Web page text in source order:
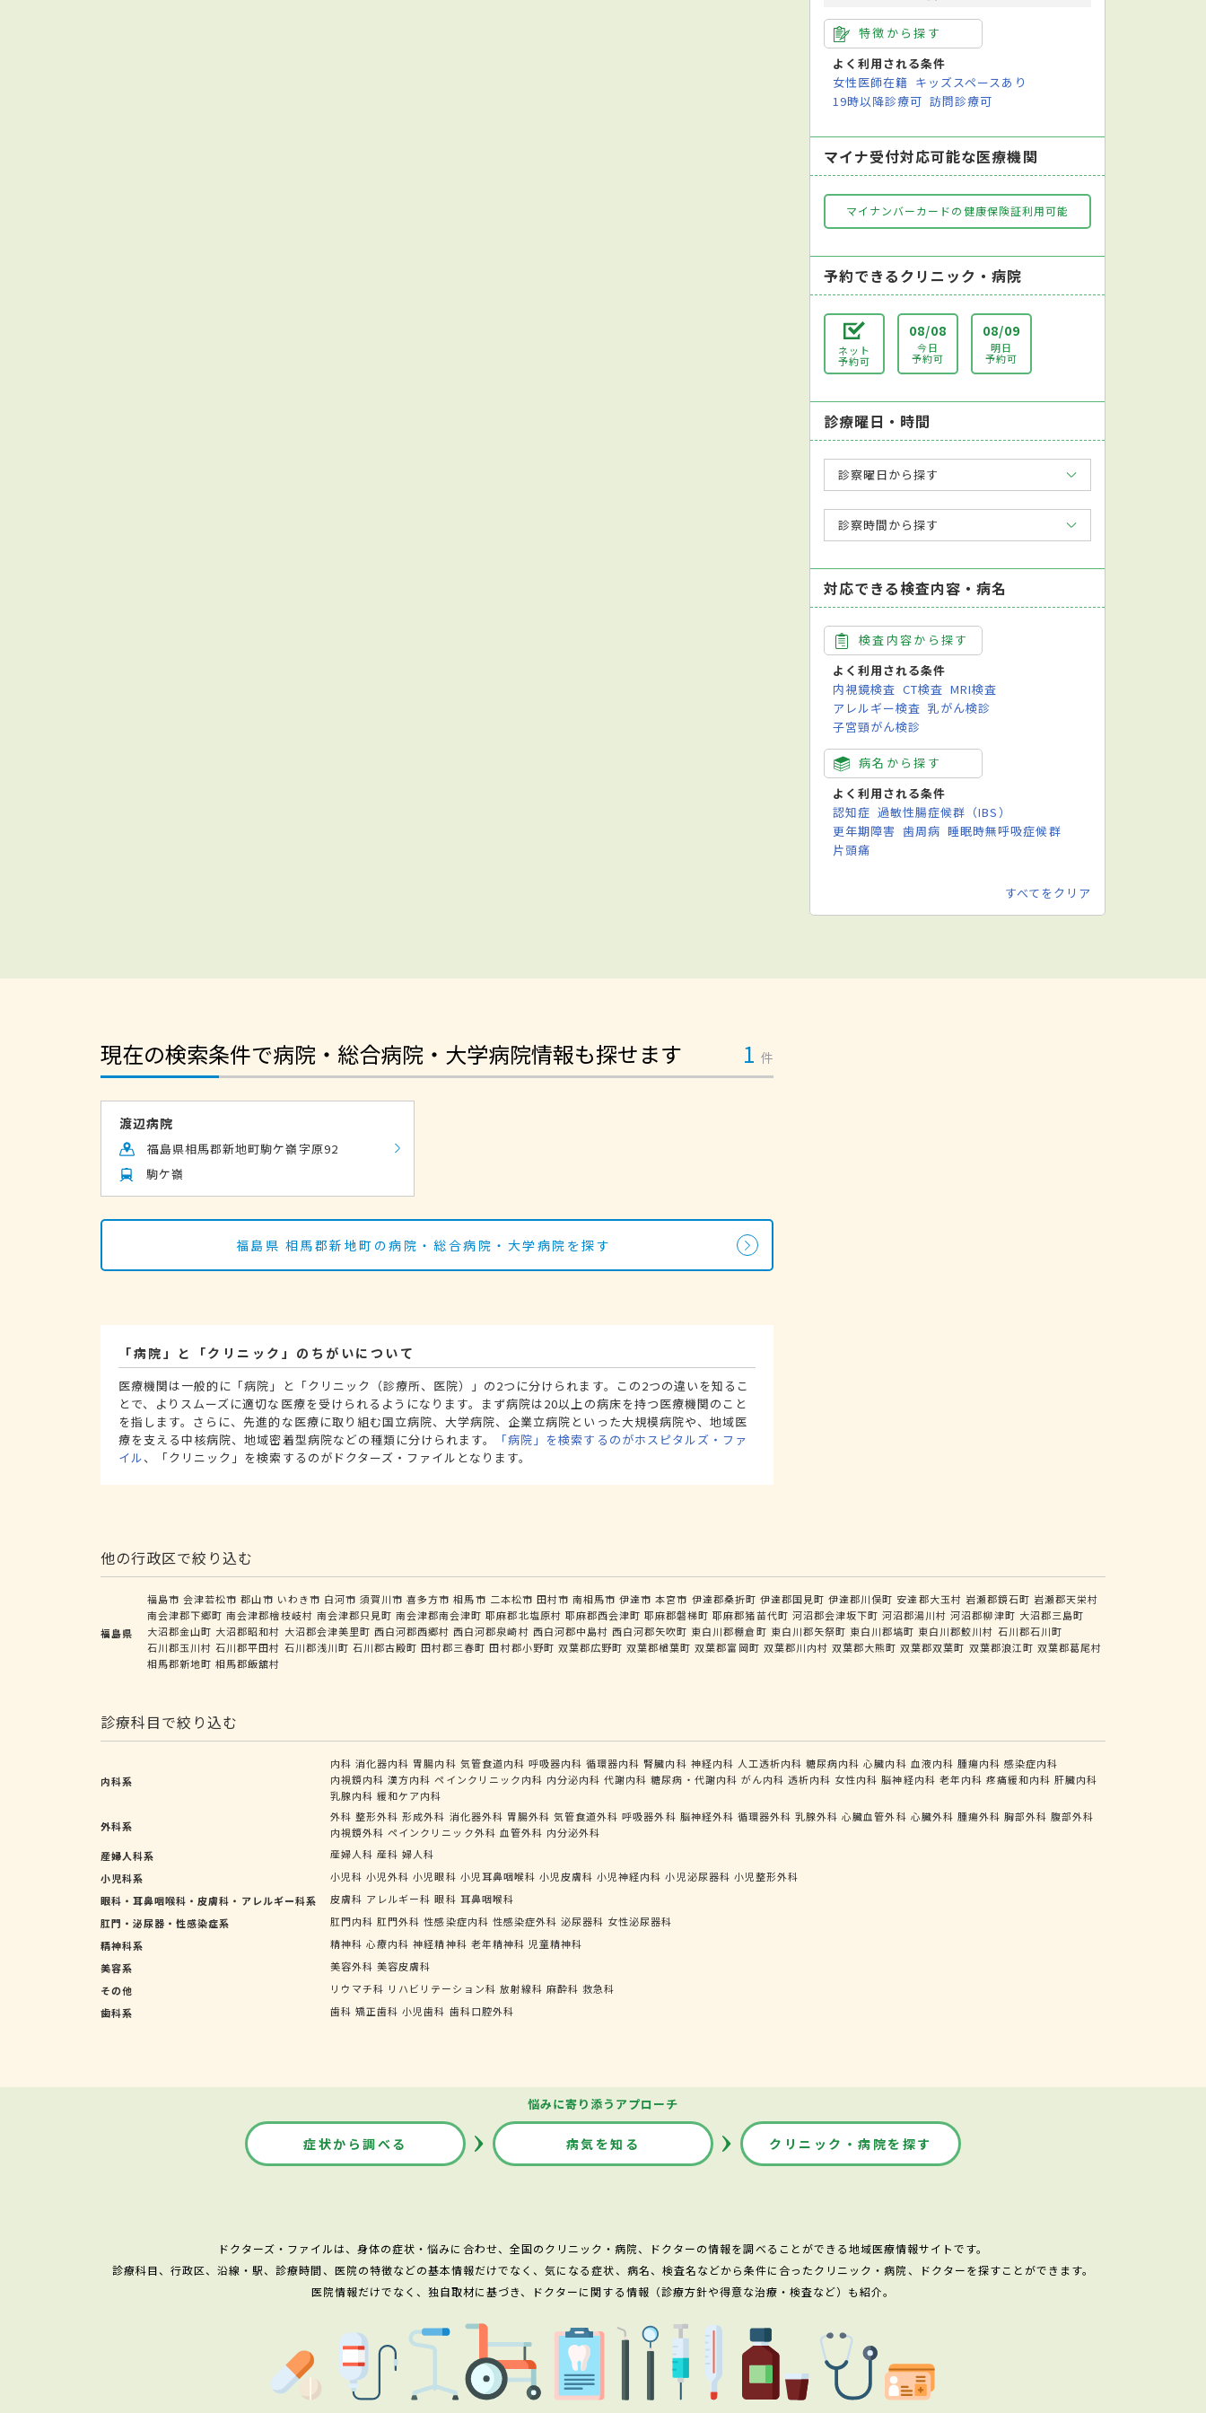
特徴から探す
よく利用される条件
女性医師在籍 キッズスペースあり
19時以降診療可 訪問診療可
マイナ受付対応可能な医療機関
マイナンバーカードの健康保険証利用可能
予約できるクリニック・病院
ネット
予約可
08/08
今日
予約可
08/09
明日
予約可
診療曜日・時間
診察曜日から探す
診察時間から探す
対応できる検査内容・病名
検査内容から探す
よく利用される条件
内視鏡検査 CT検査 MRI検査
アレルギー検査 乳がん検診
子宮頸がん検診
病名から探す
よく利用される条件
認知症 過敏性腸症候群（IBS）
更年期障害 歯周病 睡眠時無呼吸症候群
片頭痛
すべてをクリア
現在の検索条件で病院・総合病院・大学病院情報も探せます 1 件
渡辺病院
福島県相馬郡新地町駒ケ嶺字原92
駒ケ嶺
福島県 相馬郡新地町の病院・総合病院・大学病院を探す
「病院」と「クリニック」のちがいについて
医療機関は一般的に「病院」と「クリニック（診療所、医院）」の2つに分けられます。この2つの違いを知るこ
とで、よりスムーズに適切な医療を受けられるようになります。まず病院は20以上の病床を持つ医療機関のこと
を指します。さらに、先進的な医療に取り組む国立病院、大学病院、企業立病院といった大規模病院や、地域医
療を支える中核病院、地域密着型病院などの種類に分けられます。
「病院」を検索するのがホスピタルズ・ファ
イル、「クリニック」を検索するのがドクターズ・ファイルとなります。
他の行政区で絞り込む
福島県
福島市 会津若松市 郡山市 いわき市 白河市 須賀川市 喜多方市 相馬市 二本松市 田村市 南相馬市 伊達市 本宮市 伊達郡桑折町 伊達郡国見町 伊達郡川俣町 安達郡大玉村 岩瀬郡鏡石町 岩瀬郡天栄村
南会津郡下郷町 南会津郡檜枝岐村 南会津郡只見町 南会津郡南会津町 耶麻郡北塩原村 耶麻郡西会津町 耶麻郡磐梯町 耶麻郡猪苗代町 河沼郡会津坂下町 河沼郡湯川村 河沼郡柳津町 大沼郡三島町
大沼郡金山町 大沼郡昭和村 大沼郡会津美里町 西白河郡西郷村 西白河郡泉崎村 西白河郡中島村 西白河郡矢吹町 東白川郡棚倉町 東白川郡矢祭町 東白川郡塙町 東白川郡鮫川村 石川郡石川町
石川郡玉川村 石川郡平田村 石川郡浅川町 石川郡古殿町 田村郡三春町 田村郡小野町 双葉郡広野町 双葉郡楢葉町 双葉郡富岡町 双葉郡川内村 双葉郡大熊町 双葉郡双葉町 双葉郡浪江町 双葉郡葛尾村
相馬郡新地町 相馬郡飯舘村
診療科目で絞り込む
内科系
内科 消化器内科 胃腸内科 気管食道内科 呼吸器内科 循環器内科 腎臓内科 神経内科 人工透析内科 糖尿病内科 心臓内科 血液内科 腫瘍内科 感染症内科
内視鏡内科 漢方内科 ペインクリニック内科 内分泌内科 代謝内科 糖尿病・代謝内科 がん内科 透析内科 女性内科 脳神経内科 老年内科 疼痛緩和内科 肝臓内科
乳腺内科 緩和ケア内科
外科系
外科 整形外科 形成外科 消化器外科 胃腸外科 気管食道外科 呼吸器外科 脳神経外科 循環器外科 乳腺外科 心臓血管外科 心臓外科 腫瘍外科 胸部外科 腹部外科
内視鏡外科 ペインクリニック外科 血管外科 内分泌外科
産婦人科系
産婦人科 産科 婦人科
小児科系
小児科 小児外科 小児眼科 小児耳鼻咽喉科 小児皮膚科 小児神経内科 小児泌尿器科 小児整形外科
眼科・耳鼻咽喉科・皮膚科・アレルギー科系
皮膚科 アレルギー科 眼科 耳鼻咽喉科
肛門・泌尿器・性感染症系
肛門内科 肛門外科 性感染症内科 性感染症外科 泌尿器科 女性泌尿器科
精神科系
精神科 心療内科 神経精神科 老年精神科 児童精神科
美容系
美容外科 美容皮膚科
その他
リウマチ科 リハビリテーション科 放射線科 麻酔科 救急科
歯科系
歯科 矯正歯科 小児歯科 歯科口腔外科
悩みに寄り添うアプローチ
症状から調べる 病気を知る クリニック・病院を探す
ドクターズ・ファイルは、身体の症状・悩みに合わせ、全国のクリニック・病院、ドクターの情報を調べることができる地域医療情報サイトです。
診療科目、行政区、沿線・駅、診療時間、医院の特徴などの基本情報だけでなく、気になる症状、病名、検査名などから条件に合ったクリニック・病院、ドクターを探すことができます。
医院情報だけでなく、独自取材に基づき、ドクターに関する情報（診療方針や得意な治療・検査など）も紹介。